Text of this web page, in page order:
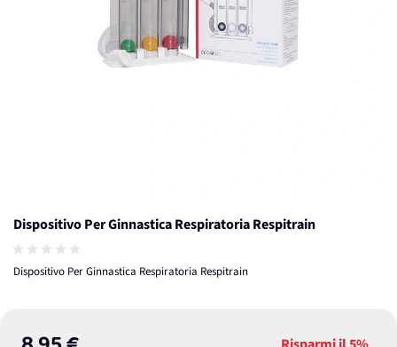
Dispositivo Per Ginnastica Respiratoria Respitrain
Dispositivo Per Ginnastica Respiratoria Respitrain